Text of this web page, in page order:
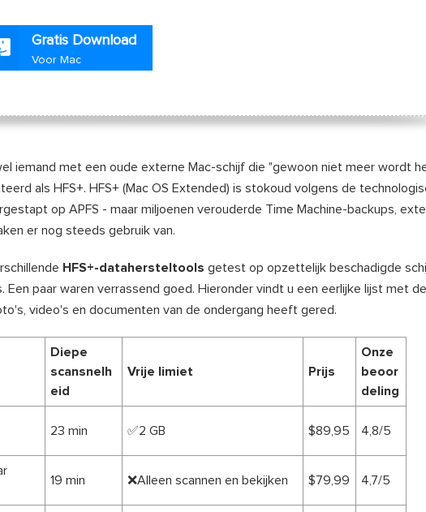
Gratis Download
Voor Mac
iemand met een oude externe Mac-schijf die "gewoon niet meer wordt
als HFS+. HFS+ (Mac OS Extended) is stokoud volgens de
op APFS - maar miljoenen verouderde Time Machine-backups,
er nog steeds gebruik van.
HFS+-datahersteltools getest op opzettelijk beschadigde
Een paar waren verrassend goed. Hieronder vindt u een eerlijke lijst met de
video's en documenten van de ondergang heeft gered.
Diepe
scansnelh
eid
Vrije limiet Prijs
Onze
beoor
deling
23 min ✅2 GB $89,95 4,8/5
19 min ❌Alleen scannen en bekijken $79,99 4,7/5